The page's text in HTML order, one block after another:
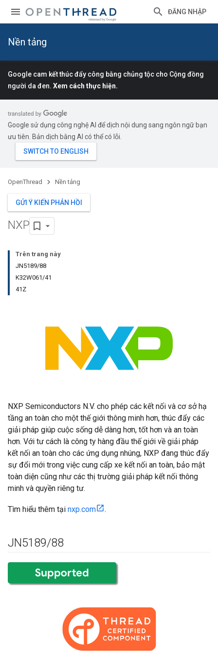
ĐĂNG NHẬP
Nền tảng
Google cam kết thúc đẩy công bằng chủng tộc cho Cộng đồng
người da đen. Xem cách thực hiện.
Google sử dụng công nghệ AI để dịch nội dung sang ngôn ngữ bạn
ưu tiên. Bản dịch bằng AI có thể có lỗi.
OpenThread Nền tảng
GỬI Ý KIẾN PHẢN HỒI
NXP
Trên trang này
JN5189/88
K32W061/41
41Z
NXP Semiconductors N.V. cho phép các kết nối và cơ sở hạ
tầng an toàn cho một thế giới thông minh hơn, thúc đẩy các
giải pháp giúp cuộc sống dễ dàng hơn, tốt hơn và an toàn
hơn. Với tư cách là công ty hàng đầu thế giới về giải pháp
kết nối an toàn cho các ứng dụng nhúng, NXP đang thúc đẩy
sự đổi mới trong việc cung cấp xe kết nối an toàn, bảo mật
toàn diện cũng như các thị trường giải pháp kết nối thông
minh và quyền riêng tư.
Tìm hiểu thêm tại nxp.com .
JN5189/88